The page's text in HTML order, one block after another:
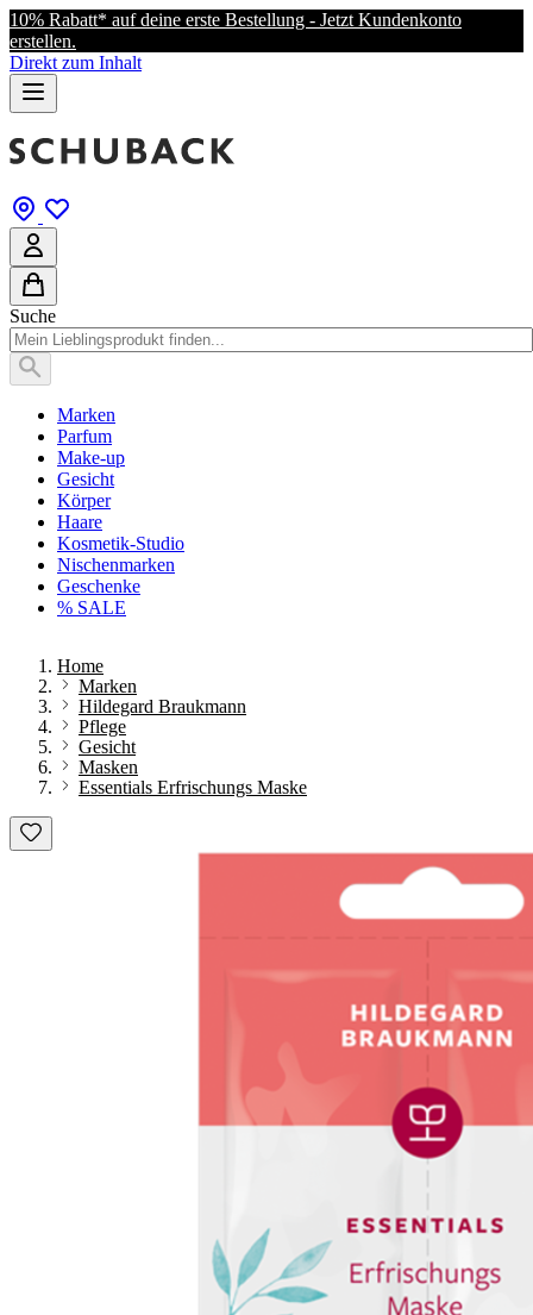
10% Rabatt* auf deine erste Bestellung - Jetzt Kundenkonto
erstellen.
Direkt zum Inhalt
Suche
Marken
Parfum
Make-up
Gesicht
Körper
Haare
Kosmetik-Studio
Nischenmarken
Geschenke
% SALE
Home
Marken
Hildegard Braukmann
Pflege
Gesicht
Masken
Essentials Erfrischungs Maske